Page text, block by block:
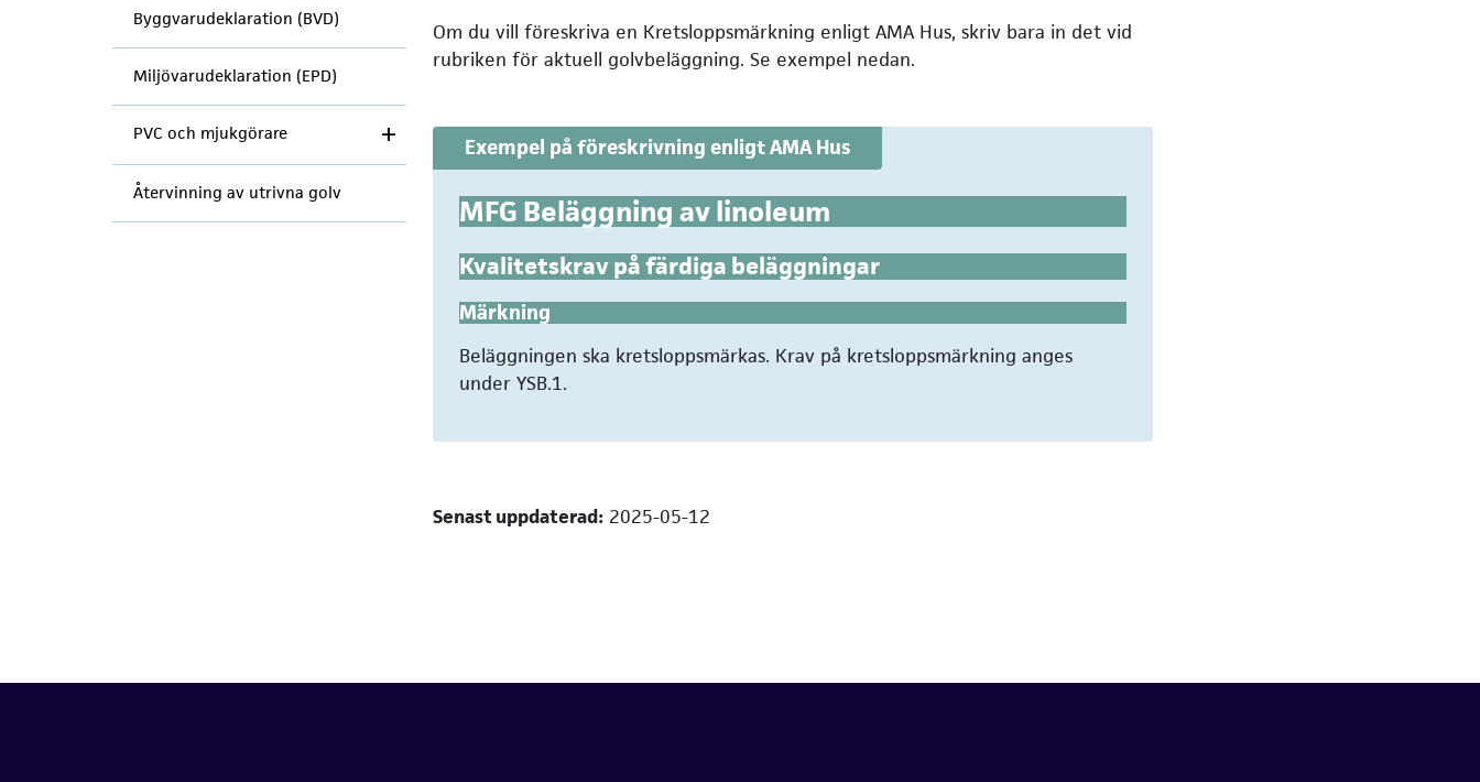
Byggvarudeklaration (BVD)
Miljövarudeklaration (EPD)
PVC och mjukgörare
Återvinning av utrivna golv
Om du vill föreskriva en Kretsloppsmärkning enligt AMA Hus, skriv bara in det vid
rubriken för aktuell golvbeläggning. Se exempel nedan.
Exempel på föreskrivning enligt AMA Hus
MFG Beläggning av linoleum
Kvalitetskrav på färdiga beläggningar
Märkning
Beläggningen ska kretsloppsmärkas. Krav på kretsloppsmärkning anges
under YSB.1.
Senast uppdaterad: 2025-05-12